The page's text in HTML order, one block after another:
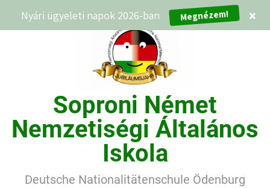
Soproni Német
Nemzetiségi Általános
Iskola
Deutsche Nationalitätenschule Ödenburg
Nyári ügyeleti napok 2026-ban Megnézem! ×